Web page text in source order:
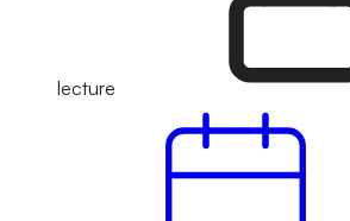
lecture